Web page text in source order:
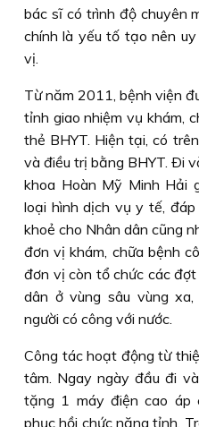
bác sĩ có trình độ chuyên
chính là yếu tố tạo nên
vị.
Từ năm 2011, bệnh viện
tỉnh giao nhiệm vụ khám,
thẻ BHYT. Hiện tại, có
và điều trị bằng BHYT. Ði
khoa Hoàn Mỹ Minh Hải
loại hình dịch vụ y tế,
khoẻ cho Nhân dân cũng
đơn vị khám, chữa bệnh
đơn vị còn tổ chức các
dân ở vùng sâu vùng
người có công với nước.
Công tác hoạt động từ
tâm. Ngay ngày đầu đi
tặng 1 máy điện cao áp
phục hồi chức năng tỉnh.